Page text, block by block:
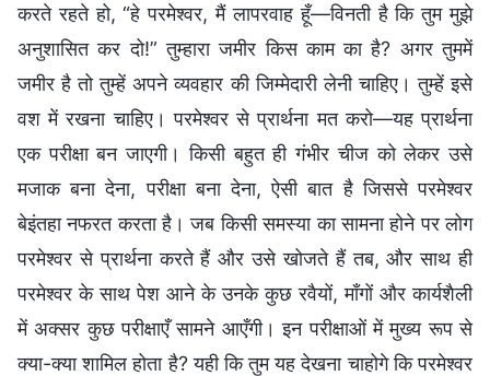
करते रहते हो, “हे परमेश्वर, मैं लापरवाह हूँ—विनती है कि तुम मुझे
अनुशासित कर दो!” तुम्हारा जमीर किस काम का है? अगर तुममें
जमीर है तो तुम्हें अपने व्यवहार की जिम्मेदारी लेनी चाहिए। तुम्हें इसे
वश में रखना चाहिए। परमेश्वर से प्रार्थना मत करो—यह प्रार्थना
एक परीक्षा बन जाएगी। किसी बहुत ही गंभीर चीज को लेकर उसे
मजाक बना देना, परीक्षा बना देना, ऐसी बात है जिससे परमेश्वर
बेइंतहा नफरत करता है। जब किसी समस्या का सामना होने पर लोग
परमेश्वर से प्रार्थना करते हैं और उसे खोजते हैं तब, और साथ ही
परमेश्वर के साथ पेश आने के उनके कुछ रवैयों, माँगों और कार्यशैली
में अक्सर कुछ परीक्षाएँ सामने आएँगी। इन परीक्षाओं में मुख्य रूप से
क्या-क्या शामिल होता है? यही कि तुम यह देखना चाहोगे कि परमेश्वर